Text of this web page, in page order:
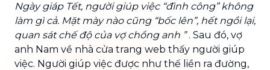
Ngày giáp Tết, người giúp việc “đình công” không
làm gì cả. Mặt mày nào cũng “bốc lên”, hết ngồi lại,
quan sát chế độ của vợ chồng anh ”. Sau đó, vợ
anh Nam về nhà cửa trang web thấy người giúp
việc. Người giúp việc được như thế liền ra đường,